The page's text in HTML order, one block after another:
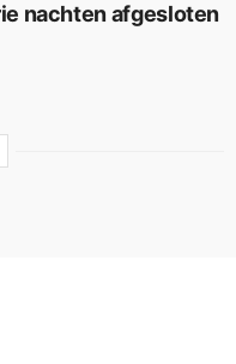
nachten afgesloten